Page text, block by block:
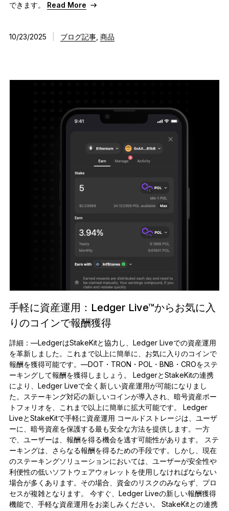
できます。 Read More
10/23/2025 ブログ記事, 商品
手軽に資産運用：Ledger Live™からお気に入
りのコインで報酬獲得
詳細：—LedgerはStakeKitと協力し、Ledger Liveでの資産運用
を革新しました。これまで以上に簡単に、お気に入りのコインで
報酬を獲得可能です。—DOT・TRON・POL・BNB・CROをステ
ーキングして報酬を獲得しましょう。 LedgerとStakeKitの連携
により、Ledger Liveで全く新しい資産運用が可能になりまし
た。ステーキング対応の新しいコインが導入され、暗号資産ポー
トフォリオを、これまで以上に簡単に拡大可能です。 Ledger
LiveとStakeKitで手軽に資産運用 コールドストレージは、ユーザ
ーに、暗号資産を保護する最も安全な方法を提供します。一方
で、ユーザーは、報酬を得る機会を逃す可能性があります。 ステ
ーキングは、さらなる報酬を得るための手段です。しかし、現在
のステーキングソリューションにおいては、ユーザーが安全性や
利便性の低いソフトウェアウォレットを使用しなければならない
場合が多くあります。その場合、資金のリスクのみならず、プロ
セスが複雑となります。 今すぐ、Ledger Liveの新しい報酬獲得
機能で、手軽な資産運用をお楽しみください。 StakeKitとの連携